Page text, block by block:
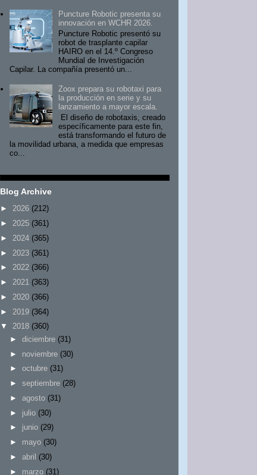
Puncture Robotic presenta su
innovación en WCHR 2026.
Puncture Robotic presentó su
robot de trasplante capilar
HAIRO en el 14.º Congreso
Mundial de Investigación
Capilar. La compañía presentó un...
Zoox prepara su robotaxi para
la producción en serie y su
lanzamiento a mayor escala.
El diseño de robotaxis, creado
específicamente para este fin,
está transformando el futuro de
la movilidad urbana, a medida que empresas
co...
Blog Archive
► 2026 (212)
► 2025 (361)
► 2024 (365)
► 2023 (361)
► 2022 (366)
► 2021 (363)
► 2020 (366)
► 2019 (364)
▼
2018 (360)
► diciembre (31)
► noviembre (30)
► octubre (31)
► septiembre (28)
► agosto (31)
► julio (30)
► junio (29)
► mayo (30)
► abril (30)
► marzo (31)